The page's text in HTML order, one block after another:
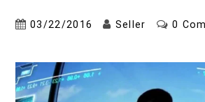
03/22/2016 Seller 0